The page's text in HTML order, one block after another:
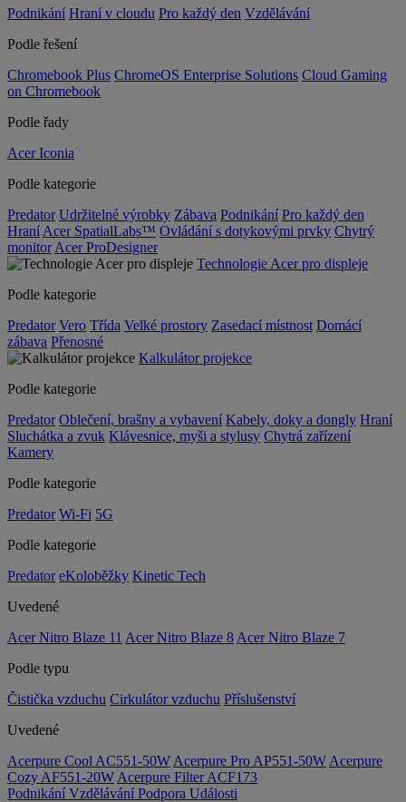
Podnikání Hraní v cloudu Pro každý den Vzdělávání
Podle řešení
Chromebook Plus ChromeOS Enterprise Solutions Cloud Gaming
on Chromebook
Podle řady
Acer Iconia
Podle kategorie
Predator Udržitelné výrobky Zábava Podnikání Pro každý den
Hraní Acer SpatialLabs™ Ovládání s dotykovými prvky Chytrý
monitor Acer ProDesigner
Technologie Acer pro displeje
Podle kategorie
Predator Vero Třída Velké prostory Zasedací místnost Domácí
zábava Přenosné
Kalkulátor projekce
Podle kategorie
Predator Oblečení, brašny a vybavení Kabely, doky a dongly Hraní
Sluchátka a zvuk Klávesnice, myši a stylusy Chytrá zařízení
Kamery
Podle kategorie
Predator Wi-Fi 5G
Podle kategorie
Predator eKoloběžky Kinetic Tech
Uvedené
Acer Nitro Blaze 11 Acer Nitro Blaze 8 Acer Nitro Blaze 7
Podle typu
Čistička vzduchu Cirkulátor vzduchu Příslušenství
Uvedené
Acerpure Cool AC551-50W Acerpure Pro AP551-50W Acerpure
Cozy AF551-20W Acerpure Filter ACF173
Podnikání Vzdělávání Podpora Události